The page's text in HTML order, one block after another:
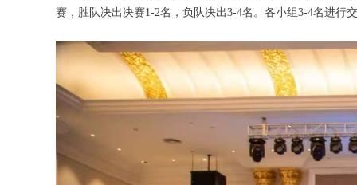
赛，胜队决出决赛1-2名，负队决出3-4名。各小组3-4名进行